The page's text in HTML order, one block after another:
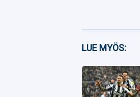
Facebook
Twitter
Whatsapp
LUE MYÖS: